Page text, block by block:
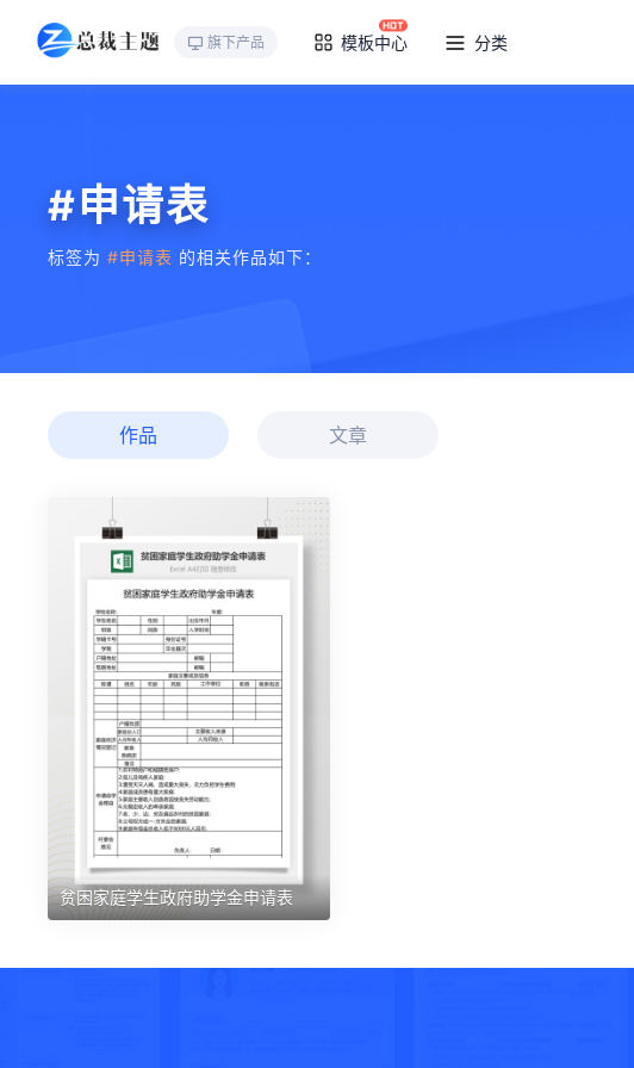
旗下产品 模板中心 分类
#申请表
标签为 #申请表 的相关作品如下：
作品 文章
贫困家庭学生政府助学金申请表